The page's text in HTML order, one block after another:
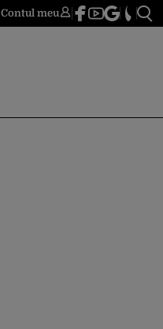
Contul meu